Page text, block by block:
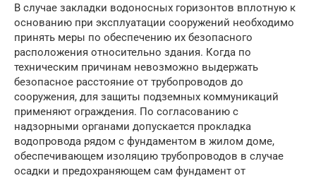
В случае закладки водоносных горизонтов вплотную к
основанию при эксплуатации сооружений необходимо
принять меры по обеспечению их безопасного
расположения относительно здания. Когда по
техническим причинам невозможно выдержать
безопасное расстояние от трубопроводов до
сооружения, для защиты подземных коммуникаций
применяют ограждения. По согласованию с
надзорными органами допускается прокладка
водопровода рядом с фундаментом в жилом доме,
обеспечивающем изоляцию трубопроводов в случае
осадки и предохраняющем сам фундамент от